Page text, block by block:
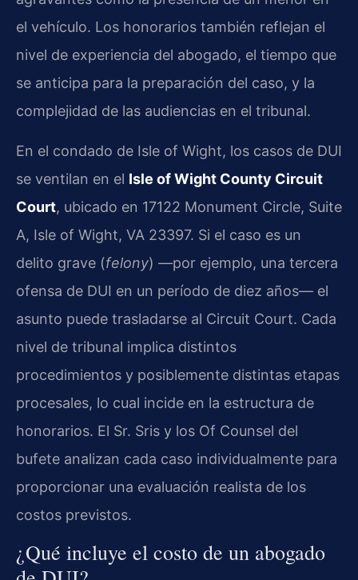
el vehículo. Los honorarios también reflejan el
nivel de experiencia del abogado, el tiempo que
se anticipa para la preparación del caso, y la
complejidad de las audiencias en el tribunal.
En el condado de Isle of Wight, los casos de DUI
se ventilan en el Isle of Wight County Circuit
Court, ubicado en 17122 Monument Circle, Suite
A, Isle of Wight, VA 23397. Si el caso es un
delito grave (felony) —por ejemplo, una tercera
ofensa de DUI en un período de diez años— el
asunto puede trasladarse al Circuit Court. Cada
nivel de tribunal implica distintos
procedimientos y posiblemente distintas etapas
procesales, lo cual incide en la estructura de
honorarios. El Sr. Sris y los Of Counsel del
bufete analizan cada caso individualmente para
proporcionar una evaluación realista de los
costos previstos.
¿Qué incluye el costo de un abogado